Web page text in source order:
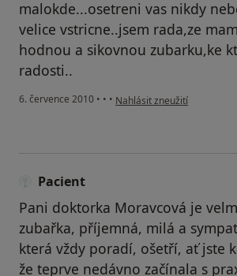
malokde...osetreni vas nikdy
velice vstricne..jsem rada,ze
hodnou a sikovnou zubarku,ke
radosti..
6. července 2010 • • • podle názoru uživatele
Nahlásit zneužití
Pacient
Pani doktorka Moravcová je
zubařka, příjemná, milá a
která vždy poradí, ošetří, ať jste
že teprve nedávno začínala s